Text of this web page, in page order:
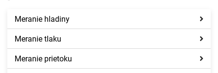
Meranie hladiny
Meranie tlaku
Meranie prietoku